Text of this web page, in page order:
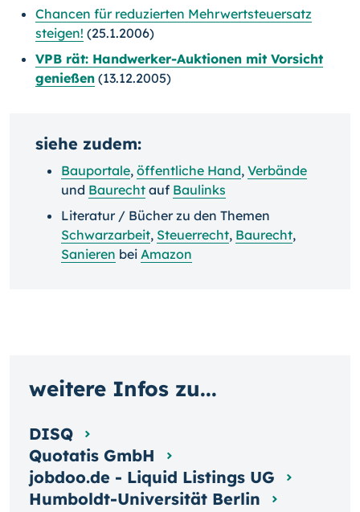
Chancen für reduzierten Mehrwertsteuersatz
steigen! (25.1.2006)
VPB rät: Handwerker-Auktionen mit Vorsicht
genießen (13.12.2005)
siehe zudem:
Bauportale, öffentliche Hand, Verbände
und Baurecht auf Baulinks
Literatur / Bücher zu den Themen
Schwarzarbeit, Steuerrecht, Baurecht,
Sanieren bei Amazon
weitere Infos zu...
DISQ
Quotatis GmbH
jobdoo.de - Liquid Listings UG
Humboldt-Universität Berlin